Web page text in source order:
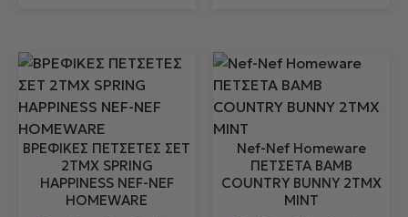
ΒΡΕΦΙΚΕΣ ΠΕΤΣΕΤΕΣ ΣΕΤ
2TMX SPRING
HAPPINESS NEF-NEF
HOMEWARE
Nef-Nef Homeware
ΠΕΤΣΕΤΑ BAMB
COUNTRY BUNNY 2ΤΜΧ
MINT